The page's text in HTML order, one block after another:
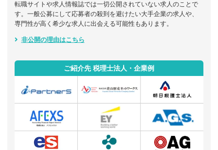
転職サイトや求人情報誌では一切公開されていない求人のことで
す。一般公募にして応募者の殺到を避けたい大手企業の求人や、
専門性が高く希少な求人に出会える可能性もあります。
非公開の理由はこちら
ご紹介先 税理士法人・企業例